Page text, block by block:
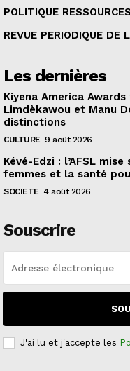
POLITIQUE
REVUE PERIODIQUE DE
Les dernières
Kiyena America
Limdèkawou et Manu
distinctions
CULTURE 9 août 2026
Kévé-Edzi : l’AFSL
femmes et la santé
SOCIETE 4 août 2026
Souscrire
J'ai lu et j'accepte les